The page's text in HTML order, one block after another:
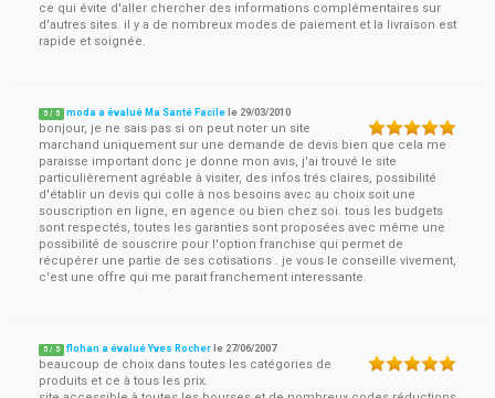
ce qui évite d'aller chercher des informations complémentaires sur
d'autres sites. il y a de nombreux modes de paiement et la livraison est
rapide et soignée.
5 / 5 moda a évalué Ma Santé Facile le 29/03/2010
bonjour, je ne sais pas si on peut noter un site
marchand uniquement sur une demande de devis bien que cela me
paraisse important donc je donne mon avis, j'ai trouvé le site
particulièrement agréable à visiter, des infos trés claires, possibilité
d'établir un devis qui colle à nos besoins avec au choix soit une
souscription en ligne, en agence ou bien chez soi. tous les budgets
sont respectés, toutes les garanties sont proposées avec même une
possibilité de souscrire pour l'option franchise qui permet de
récupérer une partie de ses cotisations . je vous le conseille vivement,
c'est une offre qui me parait franchement interessante.
5 / 5 flohan a évalué Yves Rocher le 27/06/2007
beaucoup de choix dans toutes les catégories de
produits et ce à tous les prix.